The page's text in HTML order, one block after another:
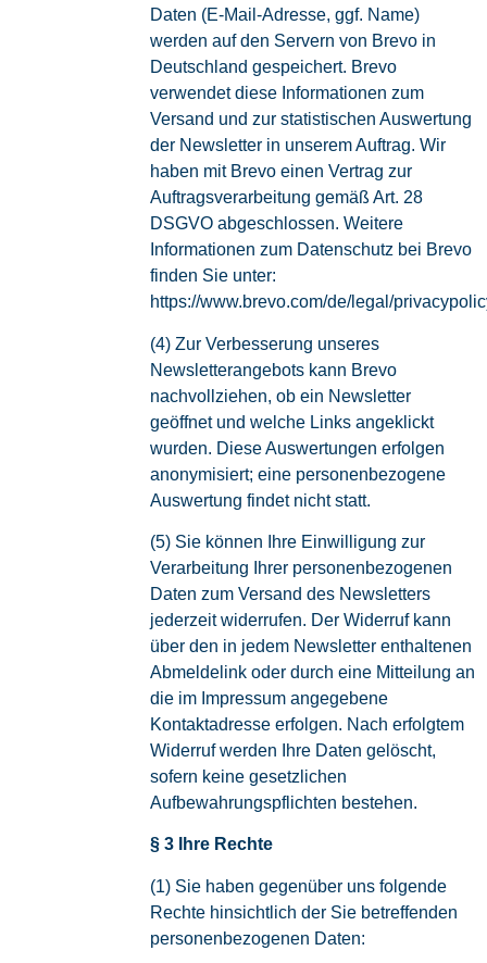
Daten (E-Mail-Adresse, ggf. Name)
werden auf den Servern von Brevo in
Deutschland gespeichert. Brevo
verwendet diese Informationen zum
Versand und zur statistischen Auswertung
der Newsletter in unserem Auftrag. Wir
haben mit Brevo einen Vertrag zur
Auftragsverarbeitung gemäß Art. 28
DSGVO abgeschlossen. Weitere
Informationen zum Datenschutz bei Brevo
finden Sie unter:
https://www.brevo.com/de/legal/
(4) Zur Verbesserung unseres
Newsletterangebots kann Brevo
nachvollziehen, ob ein Newsletter
geöffnet und welche Links angeklickt
wurden. Diese Auswertungen erfolgen
anonymisiert; eine personenbezogene
Auswertung findet nicht statt.
(5) Sie können Ihre Einwilligung zur
Verarbeitung Ihrer personenbezogenen
Daten zum Versand des Newsletters
jederzeit widerrufen. Der Widerruf kann
über den in jedem Newsletter enthaltenen
Abmeldelink oder durch eine Mitteilung an
die im Impressum angegebene
Kontaktadresse erfolgen. Nach erfolgtem
Widerruf werden Ihre Daten gelöscht,
sofern keine gesetzlichen
Aufbewahrungspflichten bestehen.
§ 3 Ihre Rechte
(1) Sie haben gegenüber uns folgende
Rechte hinsichtlich der Sie betreffenden
personenbezogenen Daten: